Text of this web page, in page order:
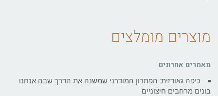
מוצרים מומלצים
מאמרים אחרונים
כיפה גאודזית: הפתרון המודרני שמשנה את הדרך שבה אנחנו
בונים מרחבים חיצוניים